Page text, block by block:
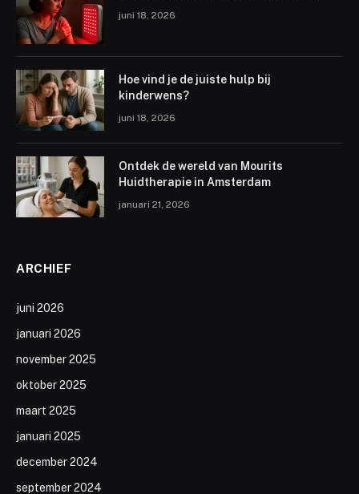
juni 18, 2026
Hoe vind je de juiste hulp bij
kinderwens?
juni 18, 2026
Ontdek de wereld van Mourits
Huidtherapie in Amsterdam
januari 21, 2026
ARCHIEF
juni 2026
januari 2026
november 2025
oktober 2025
maart 2025
januari 2025
december 2024
september 2024